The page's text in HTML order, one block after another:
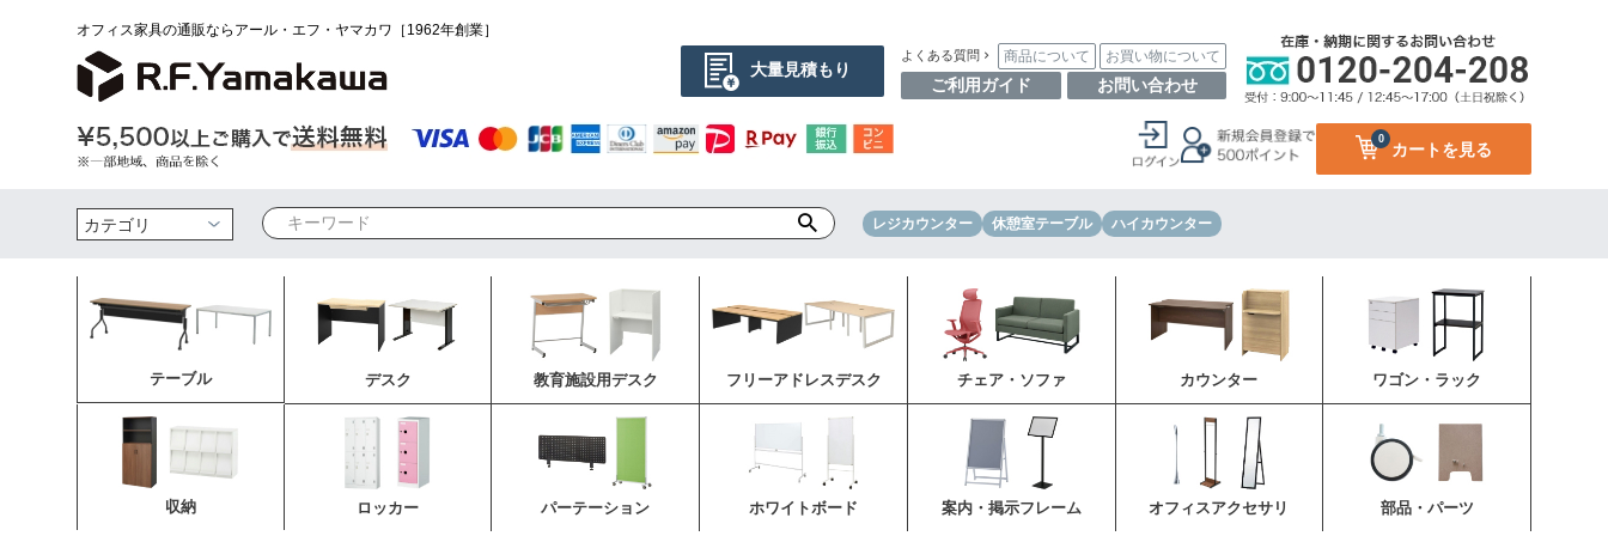
オフィス家具の通販ならアール・エフ・ヤマカワ［1962年創業］
大量見積もり
よくある質問 商品について お買い物について
ご利用ガイド お問い合わせ
カートを見る
0
検索 レジカウンター 休憩室テーブル ハイカウンター
テーブル デスク 教育施設用デスク フリーアドレスデスク チェア・ソファ カウンター ワゴン・ラック
収納 ロッカー パーテーション ホワイトボード 案内・掲示フレーム オフィスアクセサリ 部品・パーツ